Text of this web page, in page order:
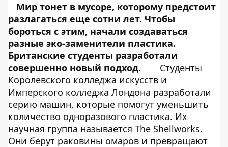
Мир тонет в мусоре, которому предстоит
разлагаться еще сотни лет. Чтобы
бороться с этим, начали создаваться
разные эко-заменители пластика.
Британские студенты разработали
совершенно новый подход.
Студенты
Королевского колледжа искусств и
Имперского колледжа Лондона разработали
серию машин, которые помогут уменьшить
количество одноразового пластика. Их
научная группа называется The Shellworks.
Они берут раковины омаров и превращают